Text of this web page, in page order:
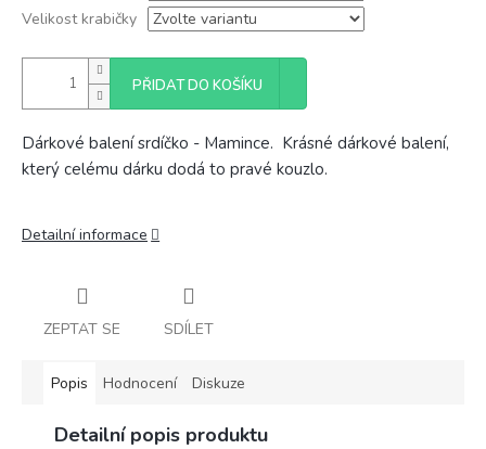
Velikost krabičky
PŘIDAT DO KOŠÍKU
Dárkové balení srdíčko - Mamince. Krásné dárkové balení,
který celému dárku dodá to pravé kouzlo.
Detailní informace
ZEPTAT SE SDÍLET
Popis Hodnocení Diskuze
Detailní popis produktu